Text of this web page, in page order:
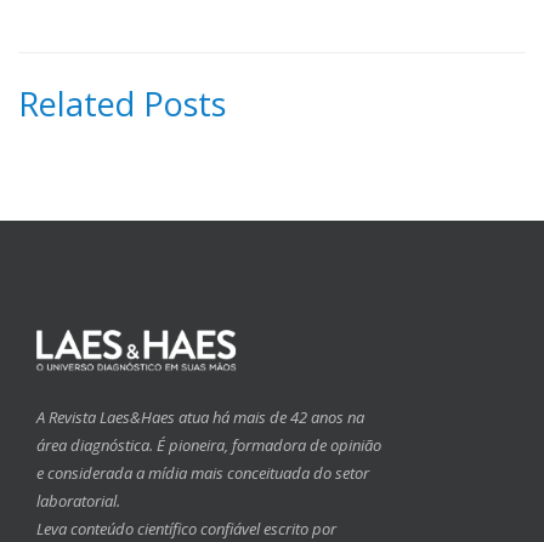
Related Posts
A Revista Laes&Haes atua há mais de 42 anos na
área diagnóstica. É pioneira, formadora de opinião
e considerada a mídia mais conceituada do setor
laboratorial.
Leva conteúdo científico confiável escrito por